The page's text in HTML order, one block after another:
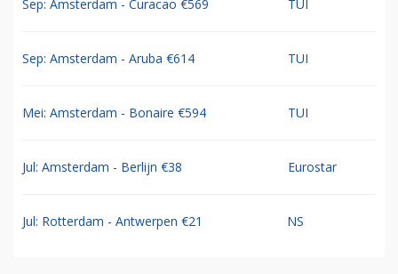
Sep: Amsterdam - Curacao €569 TUI
Sep: Amsterdam - Aruba €614 TUI
Mei: Amsterdam - Bonaire €594 TUI
Jul: Amsterdam - Berlijn €38 Eurostar
Jul: Rotterdam - Antwerpen €21 NS